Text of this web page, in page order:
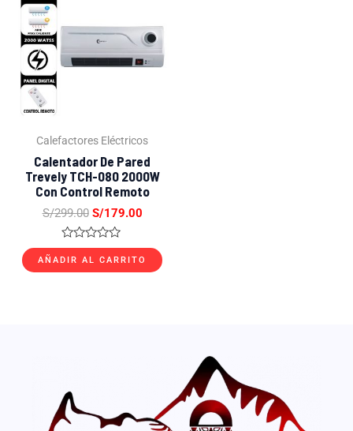
Calefactores Eléctricos
Calentador De Pared
Trevely TCH-080 2000W
Con Control Remoto
S/299.00
S/299.00.
S/179.00
S/179.00.
Valorado
con
0
AÑADIR AL CARRITO